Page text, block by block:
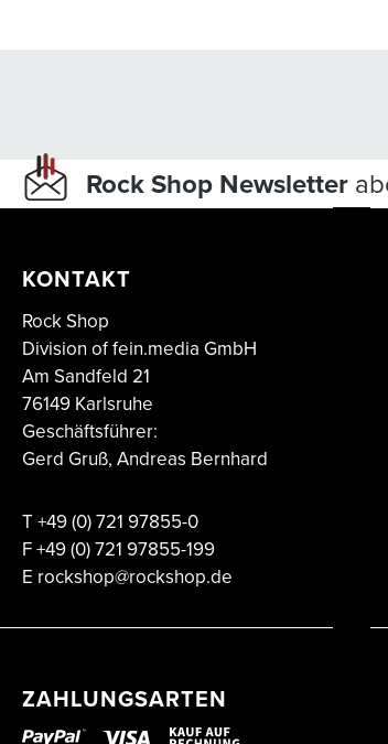
Rock Shop Newsletter
KONTAKT
Rock Shop
Division of fein.media GmbH
Am Sandfeld 21
76149 Karlsruhe
Geschäftsführer:
Gerd Gruß, Andreas Bernhard
T+49 (0) 721 97855-0
F+49 (0) 721 97855-199
E rockshop@rockshop.de
ZAHLUNGSARTEN